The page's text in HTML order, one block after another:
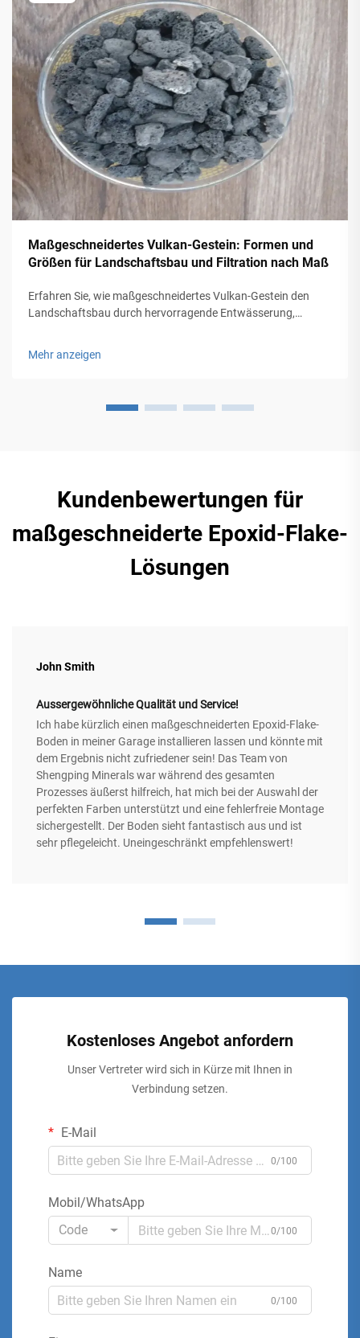
Maßgeschneidertes Vulkan-Gestein: Formen und
Größen für Landschaftsbau und Filtration nach Maß
Erfahren Sie, wie maßgeschneidertes Vulkan-Gestein den
Landschaftsbau durch hervorragende Entwässerung,
gleichzeitig die Biofiltrations-Effizienz steigert. Ideal für
nachhaltige Gestaltungskonzepte – entdecken Sie
Mehr anzeigen
Kundenbewertungen für
maßgeschneiderte Epoxid-Flake-
Lösungen
John Smith
Aussergewöhnliche Qualität und Service!
Ich habe kürzlich einen maßgeschneiderten Epoxid-Flake-
Boden in meiner Garage installieren lassen und könnte mit
dem Ergebnis nicht zufriedener sein! Das Team von
Shengping Minerals war während des gesamten
Prozesses äußerst hilfreich, hat mich bei der Auswahl der
perfekten Farben unterstützt und eine fehlerfreie Montage
sichergestellt. Der Boden sieht fantastisch aus und ist
sehr pflegeleicht. Uneingeschränkt empfehlenswert!
Kostenloses Angebot anfordern
Unser Vertreter wird sich in Kürze mit Ihnen in
Verbindung setzen.
E-Mail
0/100
Mobil/WhatsApp
Code
0/100
Name
0/100